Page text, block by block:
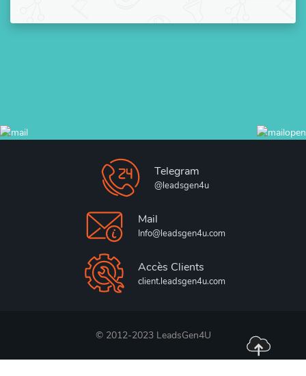
Telegram
@leadsgen4u
Mail
Info@leadsgen4u.com
Accès Clients
client.leadsgen4u.com
© 2012-2023 LeadsGen4U